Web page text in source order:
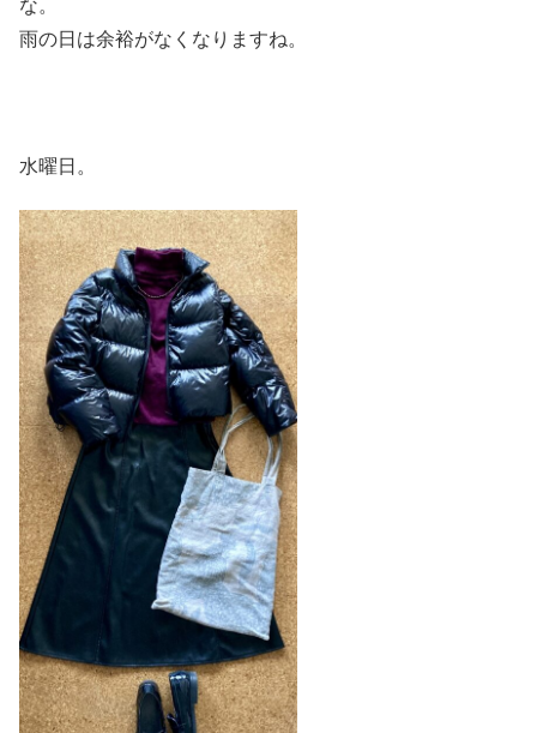
な。
雨の日は余裕がなくなりますね。
水曜日。